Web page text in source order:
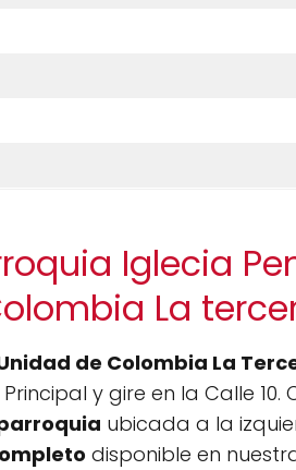
Iglecia
La
de Colombia La
y gire en la Calle
ubicada a la
disponible en